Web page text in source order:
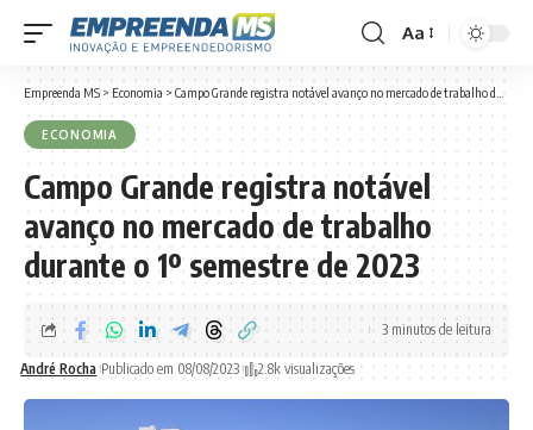
Font
Resizer
Aa
Empreenda MS>Economia >Campo Grande registra notável avanço no mercado de trabalho durante o 1º semestre de 2023
ECONOMIA
Campo Grande registra notável
avanço no mercado de trabalho
durante o 1º semestre de 2023
André Rocha Publicado em 08/08/2023 2.8k visualizações
3 minutos de leitura